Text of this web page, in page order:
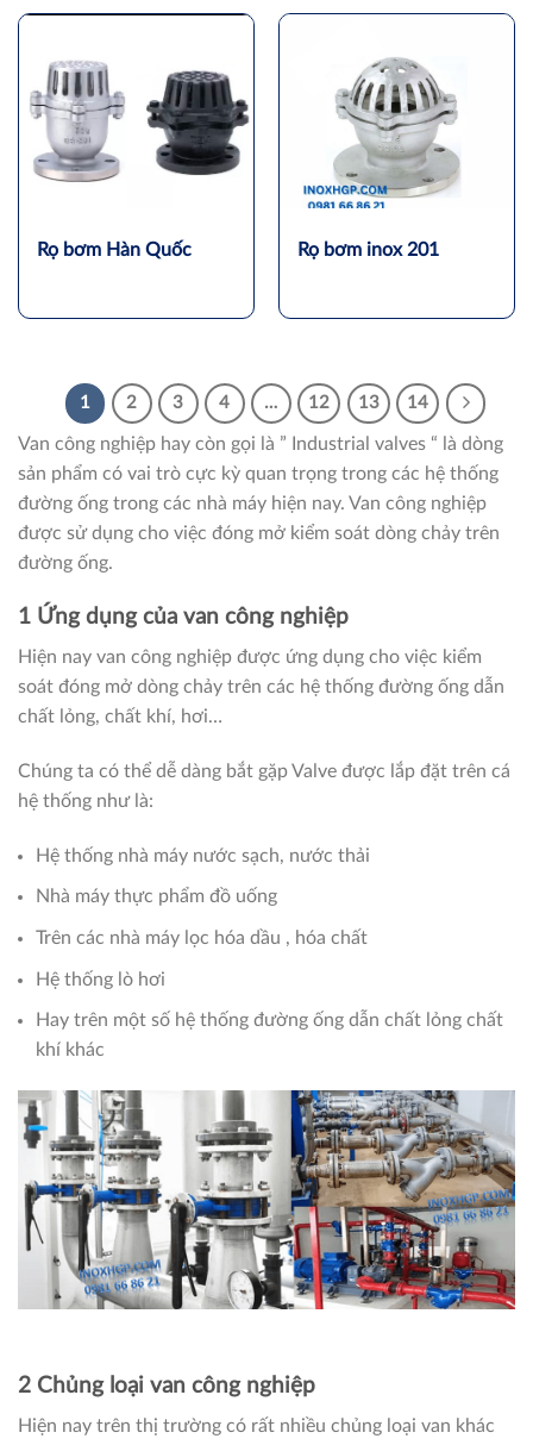
Rọ bơm Hàn Quốc Rọ bơm inox 201
1 2 3 4 … 12 13 14
Van công nghiệp hay còn gọi là ” Industrial valves “ là dòng
sản phẩm có vai trò cực kỳ quan trọng trong các hệ thống
đường ống trong các nhà máy hiện nay. Van công nghiệp
được sử dụng cho việc đóng mở kiểm soát dòng chảy trên
đường ống.
1 Ứng dụng của van công nghiệp
Hiện nay van công nghiệp được ứng dụng cho việc kiểm
soát đóng mở dòng chảy trên các hệ thống đường ống dẫn
chất lỏng, chất khí, hơi…
Chúng ta có thể dễ dàng bắt gặp Valve được lắp đặt trên cá
hệ thống như là:
Hệ thống nhà máy nước sạch, nước thải
Nhà máy thực phẩm đồ uống
Trên các nhà máy lọc hóa dầu , hóa chất
Hệ thống lò hơi
Hay trên một số hệ thống đường ống dẫn chất lỏng chất
khí khác
2 Chủng loại van công nghiệp
Hiện nay trên thị trường có rất nhiều chủng loại van khác